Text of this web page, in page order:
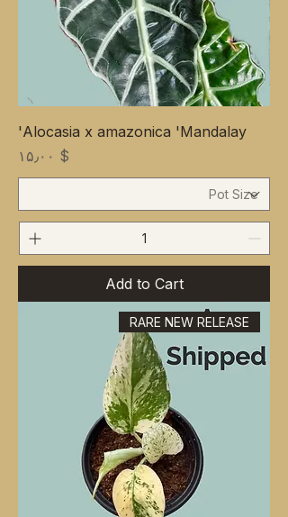
Alocasia x amazonica 'Mandalay'
Price
$ ۱۵٫۰۰
Add to Cart
RARE NEW RELEASE